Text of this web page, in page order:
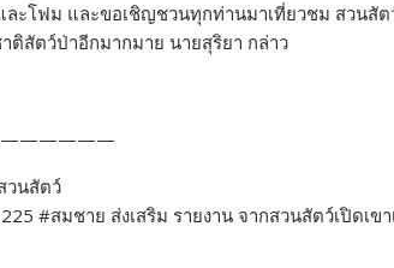
ละโฟม และขอเชิญชวนทุกท่านมาเที่ยวชม สวนสั
ติสัตว์ป่าอีกมากมาย นายสุริยา กล่าว
วนสัตว์
#สมชาย ส่งเสริม รายงาน จากสวนสัตว์เปิดเข